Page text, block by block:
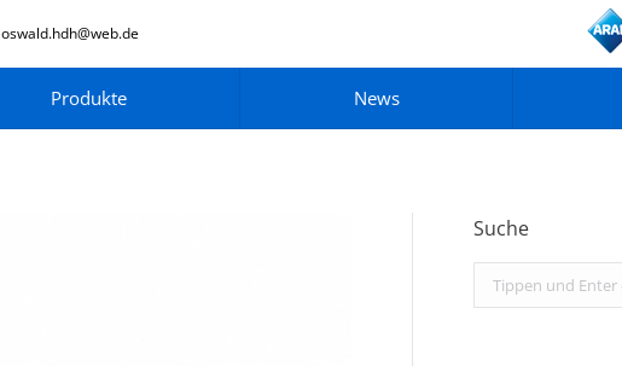
oswald.hdh@web.de
Produkte News
Suche
Search: